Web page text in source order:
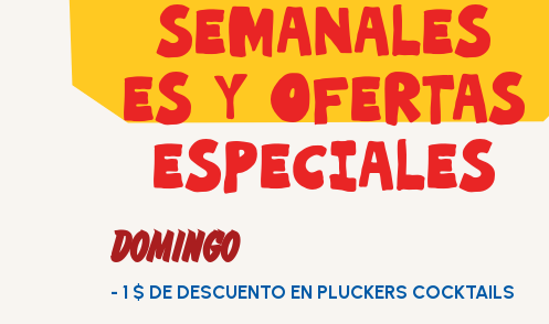
SEMANALES
ES Y OFERTAS
ESPECIALES
DOMINGO
- 1 $ DE DESCUENTO EN PLUCKERS COCKTAILS